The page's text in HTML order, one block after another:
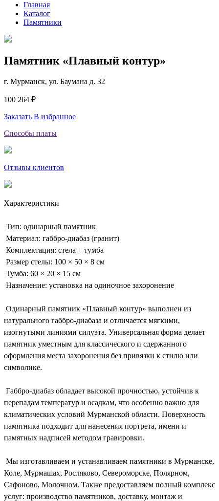
Главная
Каталог
Памятники
Памятник «Плавный контур»
г. Мурманск, ул. Баумана д. 32
100 264 ₽
Заказать В избранное
Способы платы
Отзывы клиентов
Характеристики
Тип: одинарный памятник
Материал: габбро-диабаз (гранит)
Комплектация: стела + тумба
Размер стелы: 100 × 50 × 8 см
Тумба: 60 × 20 × 15 см
Назначение: установка на одиночное захоронение
Одинарный памятник «Плавный контур» выполнен из
натурального габбро-диабаза и отличается мягкими,
изогнутыми линиями силуэта. Универсальная форма делает
памятник уместным для классического и сдержанного
оформления места захоронения без привязки к стилю или
символике.
Габбро-диабаз обладает высокой прочностью, устойчив к
перепадам температур и осадкам, что особенно важно для
климатических условий Мурманской области. Поверхность
памятника подходит для нанесения портрета, имени и
памятных надписей методом гравировки.
Мы изготавливаем и устанавливаем памятники в Мурманске,
Коле, Мурмашах, Росляково, Североморске, Полярном,
Сафоново, Молочном. Также предоставляем полный комплекс
услуг: производство памятников, доставку, монтаж и